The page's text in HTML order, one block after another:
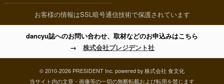
お客様の情報はSSL暗号通信技術で保護されています
dancyu誌へのお問い合わせ、取材などのお申込みはこちら
→ 株式会社プレジデント社
© 2010-2026 PRESIDENT Inc. powered by 株式会社 食文化
当サイト内の文章・画像等の一切の無断転載および転用を禁じます